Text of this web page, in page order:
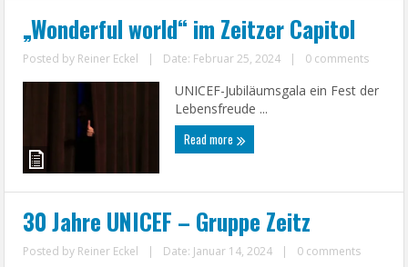
„Wonderful world“ im Zeitzer Capitol
Posted by Reiner Eckel | Date: Februar 25, 2024 | 0 comments
UNICEF-Jubiläumsgala ein Fest der
Lebensfreude ...
Read more
30 Jahre UNICEF – Gruppe Zeitz
Posted by Reiner Eckel | Date: Januar 14, 2024 | 0 comments